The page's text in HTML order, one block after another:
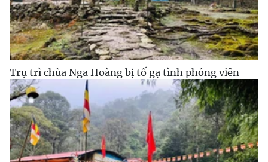
Trụ trì chùa Nga Hoàng bị tố gạ tình phóng viên